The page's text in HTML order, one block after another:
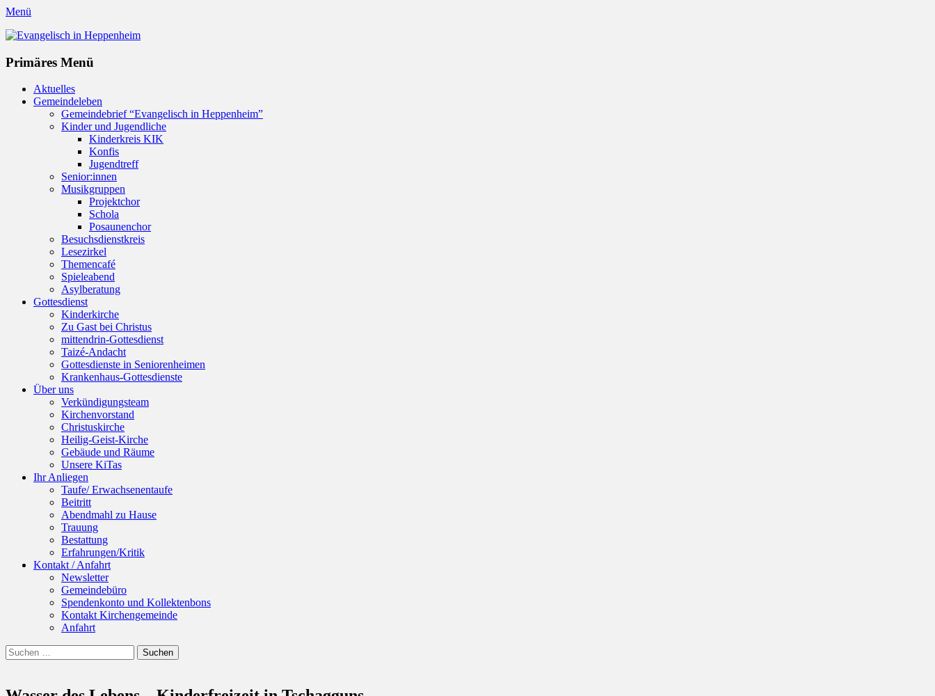
Menü
Evangelisch in Heppenheim
Primäres Menü
Zum
Inhalt
Aktuelles
Gemeindeleben
Gemeindebrief “Evangelisch in Heppenheim”
Kinder und Jugendliche
Kinderkreis KIK
Konfis
Jugendtreff
Senior:innen
Musikgruppen
Projektchor
Schola
Posaunenchor
Besuchsdienstkreis
Lesezirkel
Themencafé
Spieleabend
Asylberatung
Gottesdienst
Kinderkirche
Zu Gast bei Christus
mittendrin-Gottesdienst
Taizé-Andacht
Gottesdienste in Seniorenheimen
Krankenhaus-Gottesdienste
Über uns
Verkündigungsteam
Kirchenvorstand
Christuskirche
Heilig-Geist-Kirche
Gebäude und Räume
Unsere KiTas
Ihr Anliegen
Taufe/ Erwachsenentaufe
Beitritt
Abendmahl zu Hause
Trauung
Bestattung
Erfahrungen/Kritik
Kontakt / Anfahrt
Newsletter
Gemeindebüro
Spendenkonto und Kollektenbons
Kontakt Kirchengemeinde
Anfahrt
Suchen
Suchen
nach: